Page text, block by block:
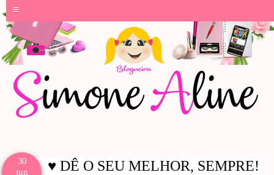
≡
30
jun
♥ DÊ O SEU MELHOR, SEMPRE!